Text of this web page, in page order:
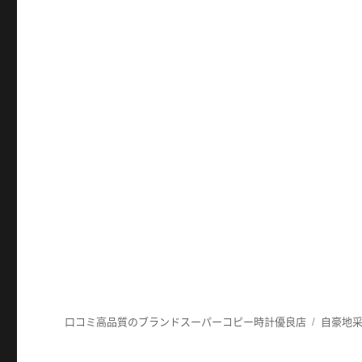
口コミ高品質のブランドスーパーコピー時計優良店 自豪地